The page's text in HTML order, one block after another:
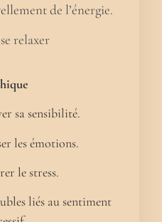
de l’énergie.
relaxer
sa sensibilité.
les émotions.
le stress.
liés au sentiment